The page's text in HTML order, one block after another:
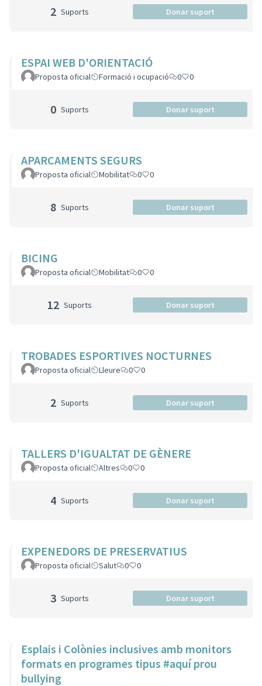
2 Suports Donar suport
ESPAI WEB D'ORIENTACIÓ
Proposta oficial Formació i ocupació 0 0
0 Suports Donar suport
APARCAMENTS SEGURS
Proposta oficial Mobilitat 0 0
8 Suports Donar suport
BICING
Proposta oficial Mobilitat 0 0
12 Suports Donar suport
TROBADES ESPORTIVES NOCTURNES
Proposta oficial Lleure 0 0
2 Suports Donar suport
TALLERS D'IGUALTAT DE GÈNERE
Proposta oficial Altres 0 0
4 Suports Donar suport
EXPENEDORS DE PRESERVATIUS
Proposta oficial Salut 0 0
3 Suports Donar suport
Esplais i Colònies inclusives amb monitors
formats en programes tipus #aquí prou
bullying